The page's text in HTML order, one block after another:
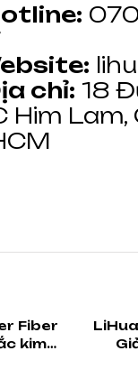
chỉ: 18
Him Lam,
Fiber
kim